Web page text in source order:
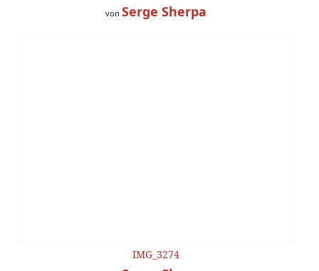
von Serge Sherpa
IMG_3274